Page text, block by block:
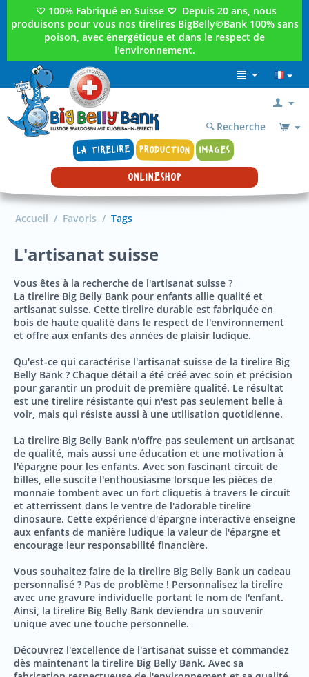
♡ 100% Fabriqué en Suisse ♡ Depuis 20 ans, nous
produisons pour vous nos tirelires BigBelly©Bank 100% sans
poison, avec énergétique et dans le respect de
l'environnement.
LA TIRELIRE PRODUCTION IMAGES
Recherche
ONLINESHOP
Accueil / Favoris / Tags
L'artisanat suisse
Vous êtes à la recherche de l'artisanat suisse ?
La tirelire Big Belly Bank pour enfants allie qualité et
artisanat suisse. Cette tirelire durable est fabriquée en
bois de haute qualité dans le respect de l'environnement
et offre aux enfants des années de plaisir ludique.
Qu'est-ce qui caractérise l'artisanat suisse de la tirelire Big
Belly Bank ? Chaque détail a été créé avec soin et précision
pour garantir un produit de première qualité. Le résultat
est une tirelire résistante qui n'est pas seulement belle à
voir, mais qui résiste aussi à une utilisation quotidienne.
La tirelire Big Belly Bank n'offre pas seulement un artisanat
de qualité, mais aussi une éducation et une motivation à
l'épargne pour les enfants. Avec son fascinant circuit de
billes, elle suscite l'enthousiasme lorsque les pièces de
monnaie tombent avec un fort cliquetis à travers le circuit
et atterrissent dans le ventre de l'adorable tirelire
dinosaure. Cette expérience d'épargne interactive enseigne
aux enfants de manière ludique la valeur de l'épargne et
encourage leur responsabilité financière.
Vous souhaitez faire de la tirelire Big Belly Bank un cadeau
personnalisé ? Pas de problème ! Personnalisez la tirelire
avec une gravure individuelle portant le nom de l'enfant.
Ainsi, la tirelire Big Belly Bank deviendra un souvenir
unique avec une touche personnelle.
Découvrez l'excellence de l'artisanat suisse et commandez
dès maintenant la tirelire Big Belly Bank. Avec sa